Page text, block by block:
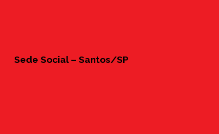
Sede Social – Santos/SP